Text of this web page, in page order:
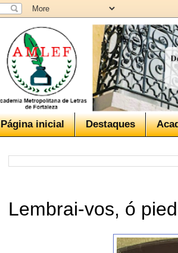
Página inicial Destaques
Lembrai-vos, ó